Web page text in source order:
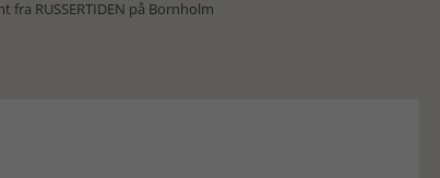
fra RUSSERTIDEN på Bornholm